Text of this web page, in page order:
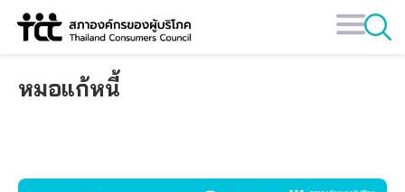
Skip
หมอแก้หนี้